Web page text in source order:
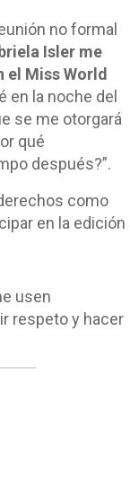
no formal
Isler me
Miss World
en la noche del
se me otorgará
qué
después?”.
como
en la edición
usen
respeto y hacer